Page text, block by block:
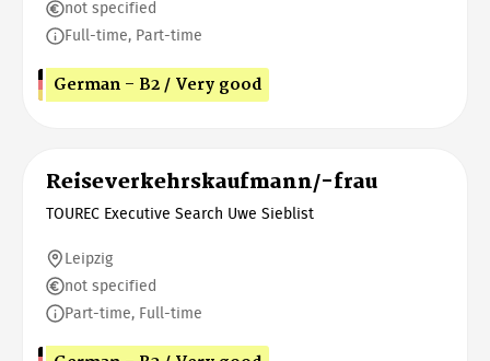
not specified
Full-time, Part-time
German - B2 / Very good
Reiseverkehrskaufmann/-frau
TOUREC Executive Search Uwe Sieblist
Leipzig
not specified
Part-time, Full-time